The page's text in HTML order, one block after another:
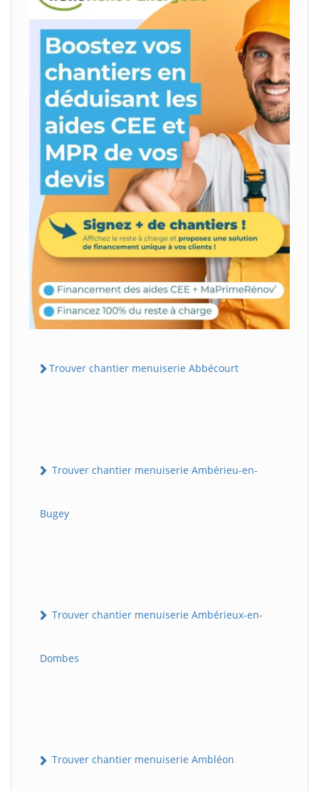
Trouver chantier menuiserie Abbécourt
Trouver chantier menuiserie Ambérieu-en-
Bugey
Trouver chantier menuiserie Ambérieux-en-
Dombes
Trouver chantier menuiserie Ambléon